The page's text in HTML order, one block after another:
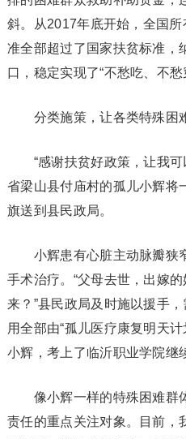
斜。从2017年底开始，全国
准全部超过了国家扶贫标准，
口，稳定实现了“不愁吃、不愁
分类施策，让各类特殊困
“感谢扶贫好政策，让我可
省梁山县付庙村的孤儿小辉将
旗送到县民政局。
小辉患有心脏主动脉瓣狭
手术治疗。“父母去世，出嫁
来？”县民政局及时施以援手
用全部由“孤儿医疗康复明天
小辉，考上了临沂职业学院继
像小辉一样的特殊困难群
责任的重点关注对象。目前，